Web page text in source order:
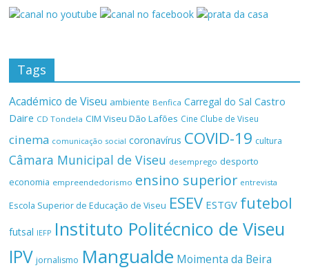
Tags
Académico de Viseu ambiente Benfica Carregal do Sal Castro
Daire CD Tondela CIM Viseu Dão Lafões Cine Clube de Viseu
cinema comunicação social coronavírus COVID-19 cultura
Câmara Municipal de Viseu desemprego desporto
economia empreendedorismo ensino superior entrevista
Escola Superior de Educação de Viseu ESEV ESTGV futebol
futsal IEFP Instituto Politécnico de Viseu
IPV jornalismo Mangualde Moimenta da Beira